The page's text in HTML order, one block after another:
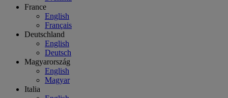
France
English
Français
Deutschland
English
Deutsch
Magyarország
English
Magyar
Italia